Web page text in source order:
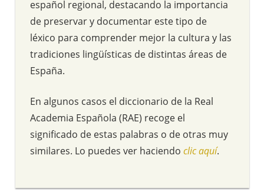
español regional, destacando la importancia
de preservar y documentar este tipo de
léxico para comprender mejor la cultura y las
tradiciones lingüísticas de distintas áreas de
España.
En algunos casos el diccionario de la Real
Academia Española (RAE) recoge el
significado de estas palabras o de otras muy
similares. Lo puedes ver haciendo clic aquí.